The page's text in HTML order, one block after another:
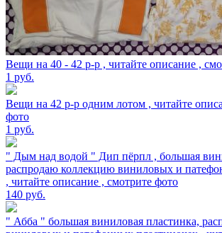
Вещи на 40 - 42 р-р , читайте описание ,
1 руб.
Вещи на 42 р-р одним лотом , читайте
фото
1 руб.
" Дым над водой " Дип пёрпл , большая
распродаю коллекцию виниловых и
, читайте описание , смотрите фото
140 руб.
" Абба " большая виниловая пластинка,